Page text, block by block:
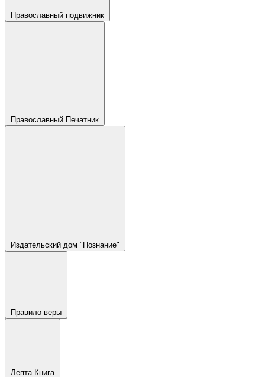
Православный подвижник
Православный Печатник
Издательский дом "Познание"
Правило веры
Лепта Книга